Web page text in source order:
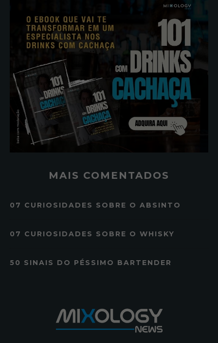
MAIS COMENTADOS
07 CURIOSIDADES SOBRE O ABSINTO
07 CURIOSIDADES SOBRE O WHISKY
50 SINAIS DO PÉSSIMO BARTENDER